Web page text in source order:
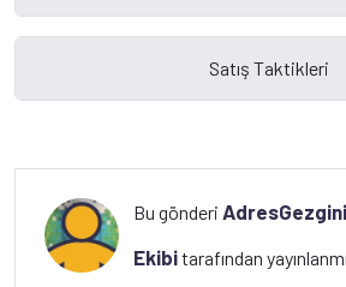
Bu gönderi
Ekibitarafından